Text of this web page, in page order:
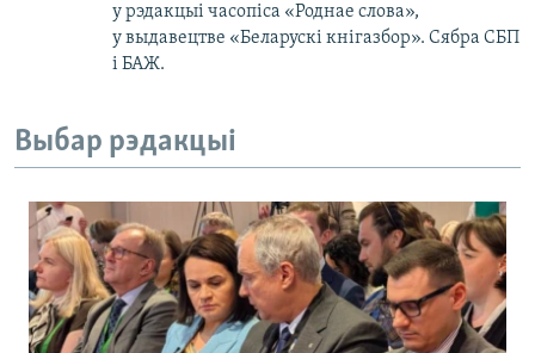
у рэдакцыі часопіса «Роднае слова»,
у выдавецтве «Беларускі кнігазбор». Сябра СБП
і БАЖ.
Выбар рэдакцыі